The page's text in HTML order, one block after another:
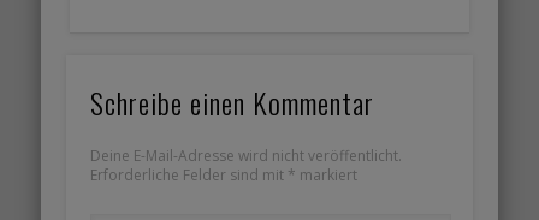
Schreibe einen Kommentar
Deine E-Mail-Adresse wird nicht veröffentlicht.
Erforderliche Felder sind mit * markiert